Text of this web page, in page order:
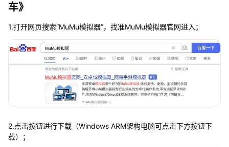
车》
1.打开网页搜索“MuMu模拟器”，找准MuMu模拟器官网进入；
2.点击按钮进行下载（Windows ARM架构电脑可点击下方按钮下
载）；